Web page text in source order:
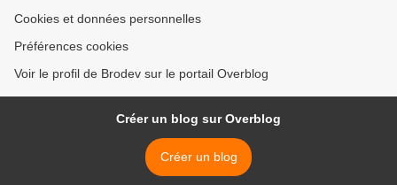
Cookies et données personnelles
Préférences cookies
Voir le profil de Brodev sur le portail Overblog
Créer un blog sur Overblog
Créer un blog